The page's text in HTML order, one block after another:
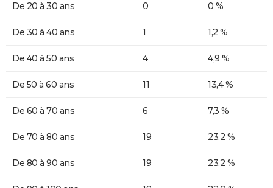
De 20 à 30 ans 0 0 %
De 30 à 40 ans 1 1,2 %
De 40 à 50 ans 4 4,9 %
De 50 à 60 ans 11 13,4 %
De 60 à 70 ans 6 7,3 %
De 70 à 80 ans 19 23,2 %
De 80 à 90 ans 19 23,2 %